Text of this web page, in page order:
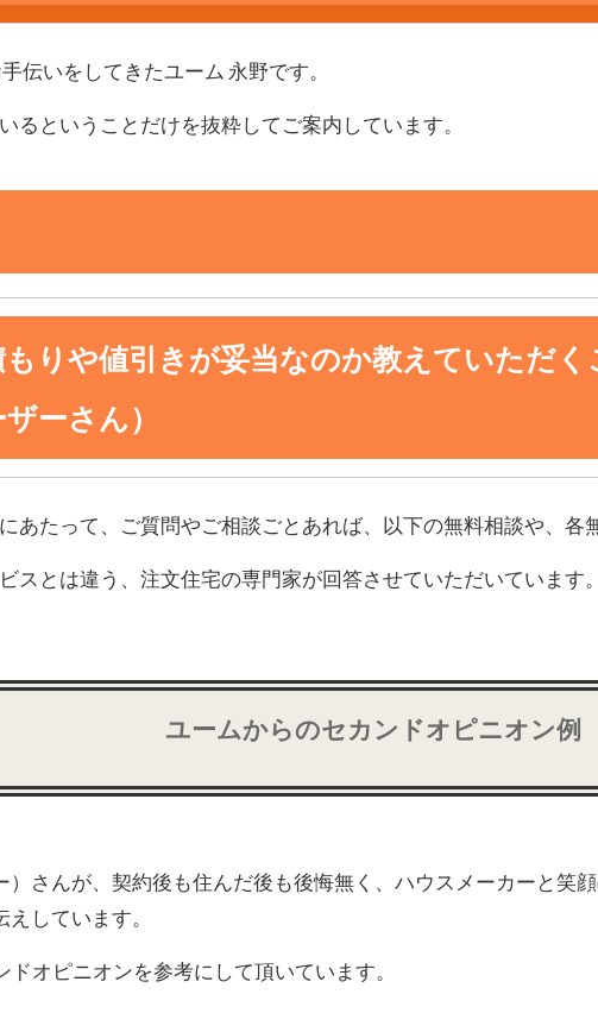
伝いをしてきたユーム 永野です。
るということだけを抜粋してご案内しています。
もりや値引きが妥当なのか教えていただ
ーさん）
あたって、ご質問やご相談ごとあれば、以下の無料相談や、各
スとは違う、注文住宅の専門家が回答させていただいています。
ユームからのセカンドオピニオン例
さんが、契約後も住んだ後も後悔無く、ハウスメーカーと笑
しています。
オピニオンを参考にして頂いています。